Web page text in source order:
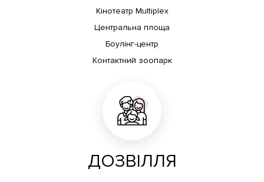
Кінотеатр Multiplex
Центральна площа
Боулінг-центр
Контактний зоопарк
ДОЗВІЛЛЯ